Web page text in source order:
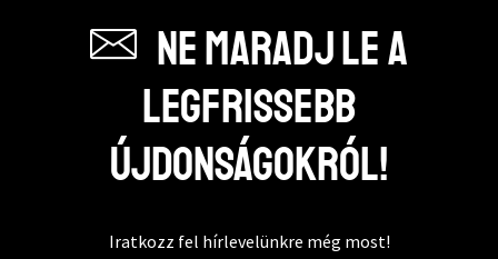
Ne maradj le a
legfrissebb
újdonságokról!
Iratkozz fel hírlevelünkre még most!